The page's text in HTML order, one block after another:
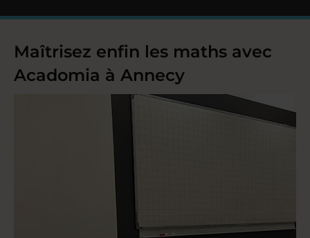
Maîtrisez enfin les maths avec
Acadomia à Annecy